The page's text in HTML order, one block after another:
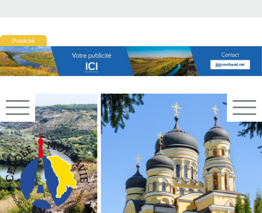
Publicité